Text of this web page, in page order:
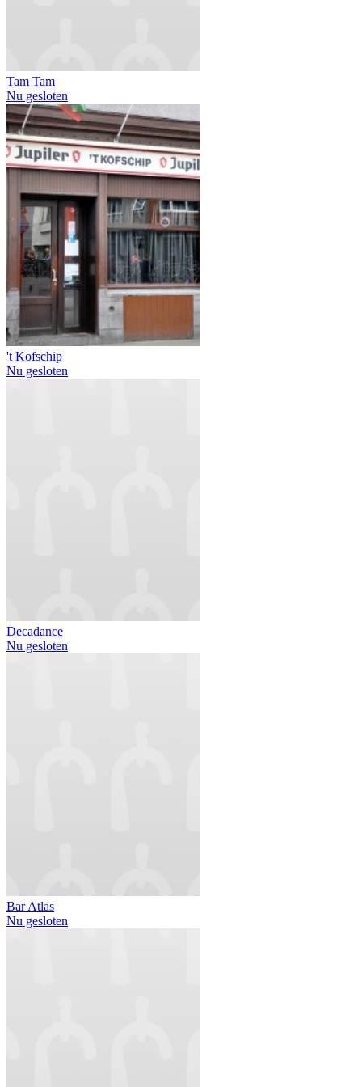
Tam Tam
Nu gesloten
't Kofschip
Nu gesloten
Decadance
Nu gesloten
Bar Atlas
Nu gesloten